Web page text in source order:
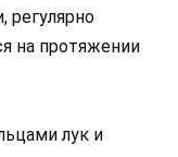
регулярно
на протяжении
лук и